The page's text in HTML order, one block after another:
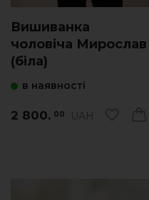
Вишиванка
чоловіча Мирослав
(біла)
в наявності
2 800. 00 UAH